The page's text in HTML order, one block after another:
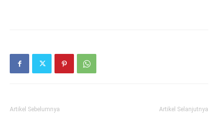
Artikel Sebelumnya Artikel Selanjutnya